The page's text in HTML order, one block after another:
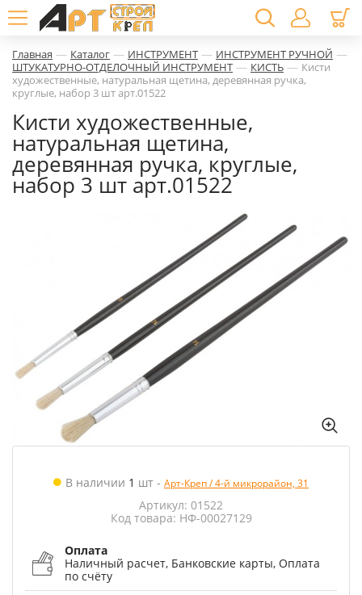
Главная — Каталог — ИНСТРУМЕНТ — ИНСТРУМЕНТ РУЧНОЙ —
ШТУКАТУРНО-ОТДЕЛОЧНЫЙ ИНСТРУМЕНТ — КИСТЬ — Кисти
художественные, натуральная щетина, деревянная ручка,
круглые, набор 3 шт арт.01522
Кисти художественные,
натуральная щетина,
деревянная ручка, круглые,
набор 3 шт арт.01522
В наличии 1 шт - Арт-Креп / 4-й микрорайон, 31
Артикул: 01522
Код товара: НФ-00027129
Оплата
Наличный расчет, Банковские карты, Оплата
по счёту